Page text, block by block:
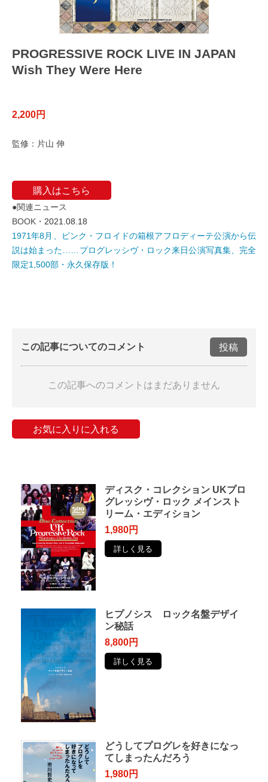
PROGRESSIVE ROCK LIVE IN JAPAN
Wish They Were Here
2,200円
監修：片山 伸
購入はこちら
●関連ニュース
BOOK・ 2021.08.18
1971年8月、ピンク・フロイドの箱根アフロディーテ公演から伝
説は始まった……プログレッシヴ・ロック来日公演写真集、完全
限定1,500部・永久保存版！
この記事についてのコメント 投稿
この記事へのコメントはまだありません
お気に入りに入れる
ディスク・コレクション UKプロ
グレッシヴ・ロック メインスト
リーム・エディション
1,980円
詳しく見る
ヒプノシス ロック名盤デザイ
ン秘話
8,800円
詳しく見る
どうしてプログレを好きになっ
てしまったんだろう
1,980円